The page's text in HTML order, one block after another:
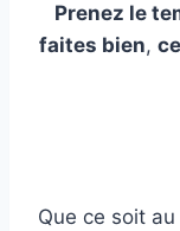
Prenez le
faites bien,
Que ce soit